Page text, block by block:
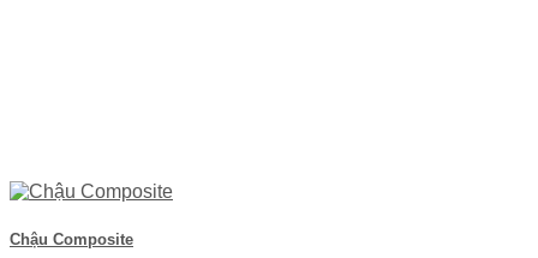
Chậu Composite